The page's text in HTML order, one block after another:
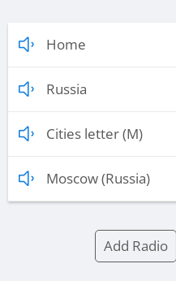
Home
Russia
Cities letter (M)
Moscow (Russia)
Add Radio